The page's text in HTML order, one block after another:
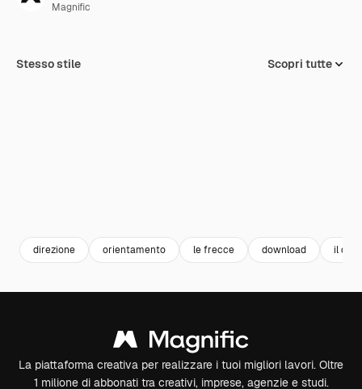
Magnific
Stesso stile Scopri tutte
direzione orientamento le frecce download il
La piattaforma creativa per realizzare i tuoi migliori lavori. Oltre
1 milione di abbonati tra creativi, imprese, agenzie e studi.